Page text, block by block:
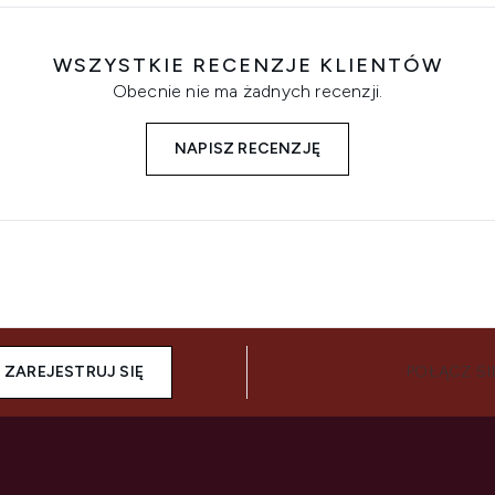
WSZYSTKIE RECENZJE KLIENTÓW
Obecnie nie ma żadnych recenzji.
NAPISZ RECENZJĘ
ZAREJESTRUJ SIĘ POŁĄCZ